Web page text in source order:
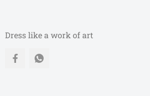
Dress like a work of art